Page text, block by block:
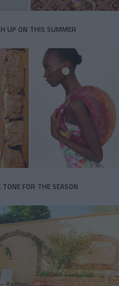
UP ON THIS SUMMER
FOR THE SEASON